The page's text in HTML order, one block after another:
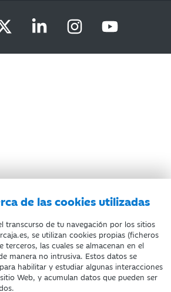
de las cookies utilizadas
transcurso de tu navegación por los sitios
se utilizan cookies propias (ficheros
terceros, las cuales se almacenan en el
manera no intrusiva. Estos datos se
habilitar y estudiar algunas interacciones
Web, y acumulan datos que pueden ser
C.I.F. G-50000652.
Fundaciones del Mº de Educación,
nº 1689.